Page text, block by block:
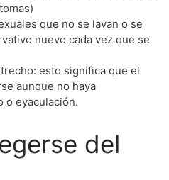
que no se lavan o se
nuevo cada vez que se
esto significa que el
aunque no haya
o eyaculación.
del